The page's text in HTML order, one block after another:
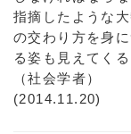
指摘したような
の交わり方を身
る姿も見えてくる
（社会学者）
(2014.11.20)